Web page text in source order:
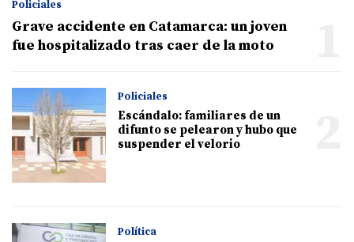
Policiales
Grave accidente en Catamarca: un joven
fue hospitalizado tras caer de la moto
Policiales
Escándalo: familiares de un
difunto se pelearon y hubo que
suspender el velorio
Política